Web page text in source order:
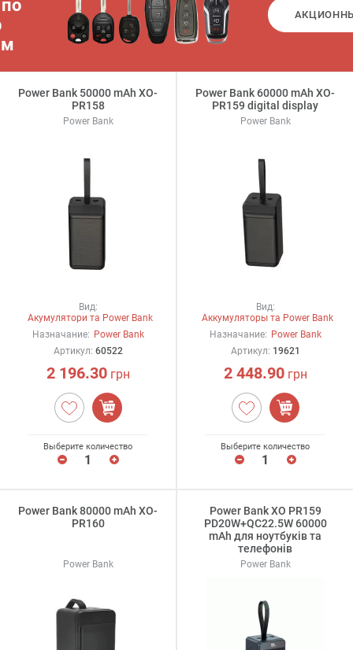
Power Bank 50000 mAh XO-
PR158
Power Bank
Вид:
Акумулятори та Power Bank
Назначание: Power Bank
Артикул: 60522
2 196.30грн
Выберите количество
Power Bank 60000 mAh XO-
PR159 digital display
Power Bank
Вид:
Аккумуляторы та Power Bank
Назначание: Power Bank
Артикул: 19621
2 448.90грн
Выберите количество
Power Bank 80000 mAh XO-
PR160
Power Bank
Power Bank XO PR159
PD20W+QC22.5W 60000
mAh для ноутбуків та
телефонів
Power Bank